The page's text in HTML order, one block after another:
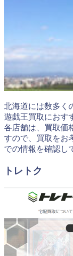
北海道には数多く
遊戯王買取におす
各店舗は、買取価
すので、買取をお
での情報を確認し
トレトク